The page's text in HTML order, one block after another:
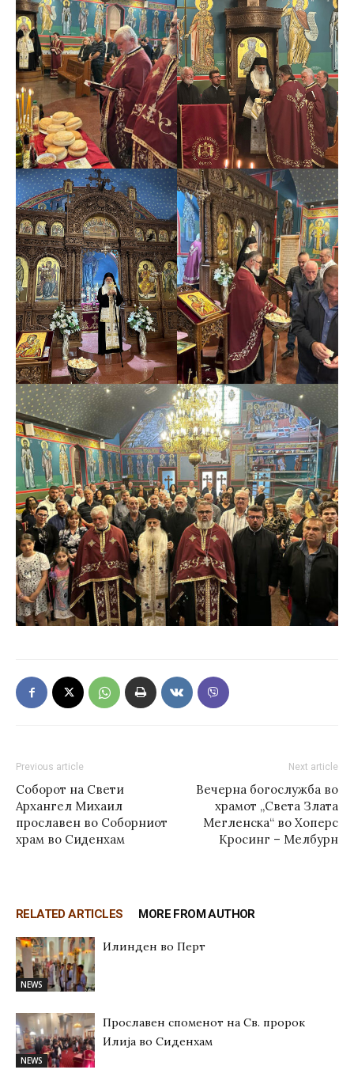
Previous article
Соборот на Свети
Архангел Михаил
прославен во Соборниот
храм во Сиденхам
Next article
Вечерна богослужба во
храмот „Света Злата
Мегленска“ во Хоперс
Кросинг – Мелбурн
RELATED ARTICLES MORE FROM AUTHOR
NEWS
Илинден во Перт
NEWS
Прославен споменот на Св. пророк
Илија во Сиденхам